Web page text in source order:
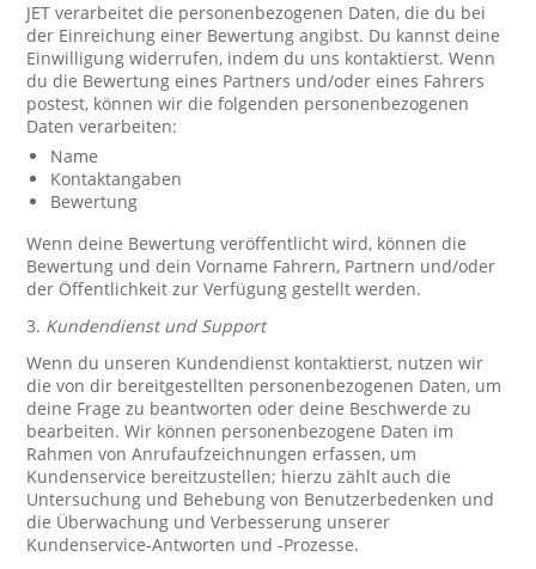
JET verarbeitet die personenbezogenen Daten, die du bei
der Einreichung einer Bewertung angibst. Du kannst deine
Einwilligung widerrufen, indem du uns kontaktierst. Wenn
du die Bewertung eines Partners und/oder eines Fahrers
postest, können wir die folgenden personenbezogenen
Daten verarbeiten:
Name
Kontaktangaben
Bewertung
Wenn deine Bewertung veröffentlicht wird, können die
Bewertung und dein Vorname Fahrern, Partnern und/oder
der Öffentlichkeit zur Verfügung gestellt werden.
3. Kundendienst und Support
Wenn du unseren Kundendienst kontaktierst, nutzen wir
die von dir bereitgestellten personenbezogenen Daten, um
deine Frage zu beantworten oder deine Beschwerde zu
bearbeiten. Wir können personenbezogene Daten im
Rahmen von Anrufaufzeichnungen erfassen, um
Kundenservice bereitzustellen; hierzu zählt auch die
Untersuchung und Behebung von Benutzerbedenken und
die Überwachung und Verbesserung unserer
Kundenservice-Antworten und -Prozesse.